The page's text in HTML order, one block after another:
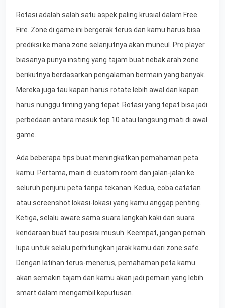
Rotasi adalah salah satu aspek paling krusial dalam Free
Fire. Zone di game ini bergerak terus dan kamu harus bisa
prediksi ke mana zone selanjutnya akan muncul. Pro player
biasanya punya insting yang tajam buat nebak arah zone
berikutnya berdasarkan pengalaman bermain yang banyak.
Mereka juga tau kapan harus rotate lebih awal dan kapan
harus nunggu timing yang tepat. Rotasi yang tepat bisa jadi
perbedaan antara masuk top 10 atau langsung mati di awal
game.
Ada beberapa tips buat meningkatkan pemahaman peta
kamu. Pertama, main di custom room dan jalan-jalan ke
seluruh penjuru peta tanpa tekanan. Kedua, coba catatan
atau screenshot lokasi-lokasi yang kamu anggap penting.
Ketiga, selalu aware sama suara langkah kaki dan suara
kendaraan buat tau posisi musuh. Keempat, jangan pernah
lupa untuk selalu perhitungkan jarak kamu dari zone safe.
Dengan latihan terus-menerus, pemahaman peta kamu
akan semakin tajam dan kamu akan jadi pemain yang lebih
smart dalam mengambil keputusan.